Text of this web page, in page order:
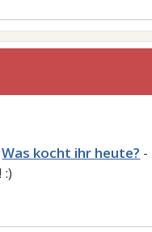
Was kocht ihr heute?